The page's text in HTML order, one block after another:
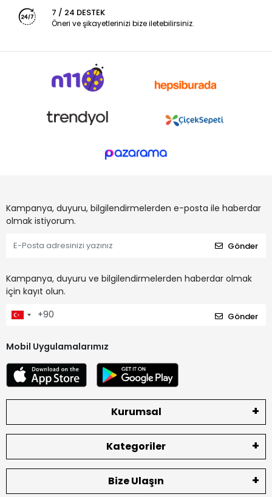
7 / 24 DESTEK
Öneri ve şikayetlerinizi bize iletebilirsiniz.
Kampanya, duyuru, bilgilendirmelerden e-posta ile haberdar
olmak istiyorum.
Gönder
Kampanya, duyuru ve bilgilendirmelerden haberdar olmak
için kayıt olun.
Gönder
Mobil Uygulamalarımız
Kurumsal
Kategoriler
Bize Ulaşın